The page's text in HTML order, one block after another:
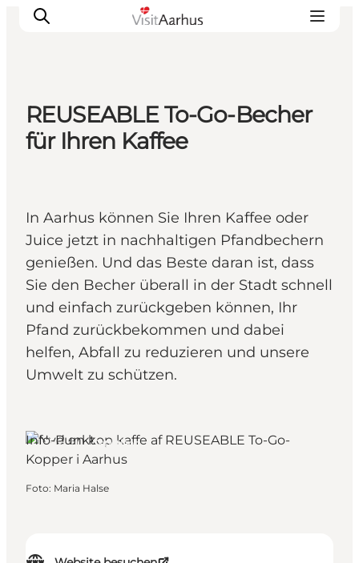
Sehen und erleben
Transport
REUSEABLE To-Go-Becher
für Ihren Kaffee
In Aarhus können Sie Ihren Kaffee oder
Juice jetzt in nachhaltigen Pfandbechern
genießen. Und das Beste daran ist, dass
Sie den Becher überall in der Stadt schnell
und einfach zurückgeben können, Ihr
Pfand zurückbekommen und dabei
helfen, Abfall zu reduzieren und unsere
Umwelt zu schützen.
Aarhus, Ostjütland
Info-Punkt
Foto: Maria Halse